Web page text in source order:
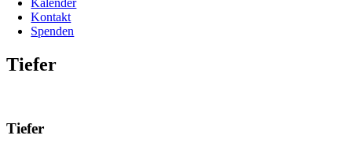
Kalender
Kontakt
Spenden
Tiefer
Tiefer